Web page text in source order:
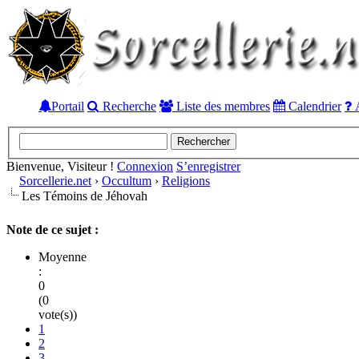
Portail Recherche Liste des membres Calendrier
Bienvenue, Visiteur ! Connexion S’enregistrer
Sorcellerie.net › Occultum › Religions
Les Témoins de Jéhovah
Note de ce sujet :
Moyenne
:
0
(0
vote(s))
1
2